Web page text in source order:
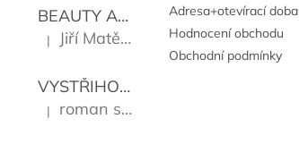
BEAUTY AND THE BEAT
Go Go's
Hodnocení produktu je 5 z 5 hvězdiček.
| Jiří Matějů
VYSTŘIHOVÁNKY - PRAŽSKÉ PAMÁTKY
Hodnocení produktu je 5 z 5 hvězdiček.
| roman sekanina
Adresa+otevírací doba
Hodnocení obchodu
Obchodní podmínky